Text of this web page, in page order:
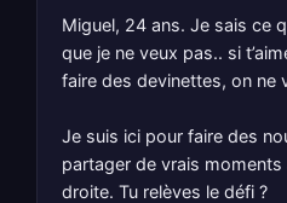
Miguel, 24 ans. Je sais ce
que je ne veux pas.. si
faire des devinettes, on ne
Je suis ici pour faire des
partager de vrais
droite. Tu relèves le défi ?